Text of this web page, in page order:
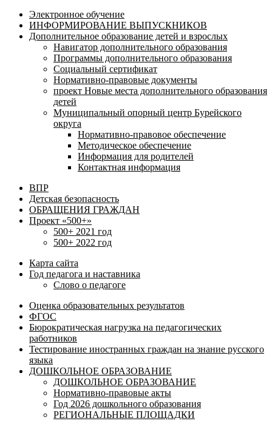
Электронное обучение
ИНФОРМИРОВАНИЕ ВЫПУСКНИКОВ
Дополнительное образование детей и взрослых
Навигатор дополнительного образования
Программы дополнительного образования
Социальный сертификат
Нормативно-правовые документы
проект Новые места дополнительного образования
детей
Муниципальный опорный центр Бурейского
округа
Нормативно-правовое обеспечение
Методическое обеспечение
Информация для родителей
Контактная информация
ВПР
Детская безопасность
ОБРАЩЕНИЯ ГРАЖДАН
Проект «500+»
500+ 2021 год
500+ 2022 год
Карта сайта
Год педагога и наставника
Слово о педагоге
Оценка образовательных результатов
ФГОС
Бюрократическая нагрузка на педагогических
работников
Тестирование иностранных граждан на знание русского
языка
ДОШКОЛЬНОЕ ОБРАЗОВАНИЕ
ДОШКОЛЬНОЕ ОБРАЗОВАНИЕ
Нормативно-правовые акты
Год 2026 дошкольного образования
РЕГИОНАЛЬНЫЕ ПЛОЩАДКИ